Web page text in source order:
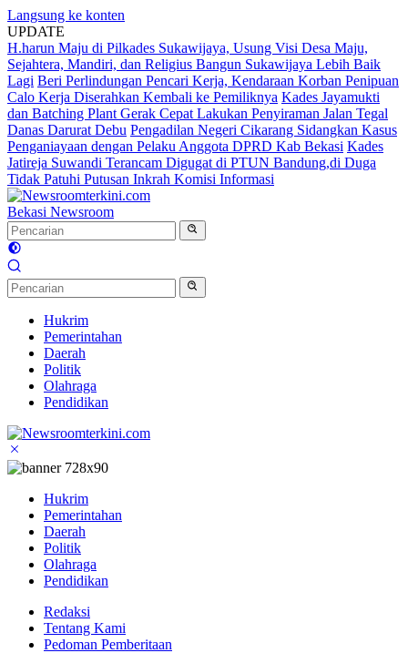
Langsung ke konten
UPDATE
H.harun Maju di Pilkades Sukawijaya, Usung Visi Desa Maju,
Sejahtera, Mandiri, dan Religius Bangun Sukawijaya Lebih Baik
Lagi Beri Perlindungan Pencari Kerja, Kendaraan Korban Penipuan
Calo Kerja Diserahkan Kembali ke Pemiliknya Kades Jayamukti
dan Batching Plant Gerak Cepat Lakukan Penyiraman Jalan Tegal
Danas Darurat Debu Pengadilan Negeri Cikarang Sidangkan Kasus
Penganiayaan dengan Pelaku Anggota DPRD Kab Bekasi Kades
Jatireja Suwandi Terancam Digugat di PTUN Bandung,di Duga
Tidak Patuhi Putusan Inkrah Komisi Informasi
Bekasi Newsroom
Hukrim
Pemerintahan
Daerah
Politik
Olahraga
Pendidikan
Hukrim
Pemerintahan
Daerah
Politik
Olahraga
Pendidikan
Redaksi
Tentang Kami
Pedoman Pemberitaan